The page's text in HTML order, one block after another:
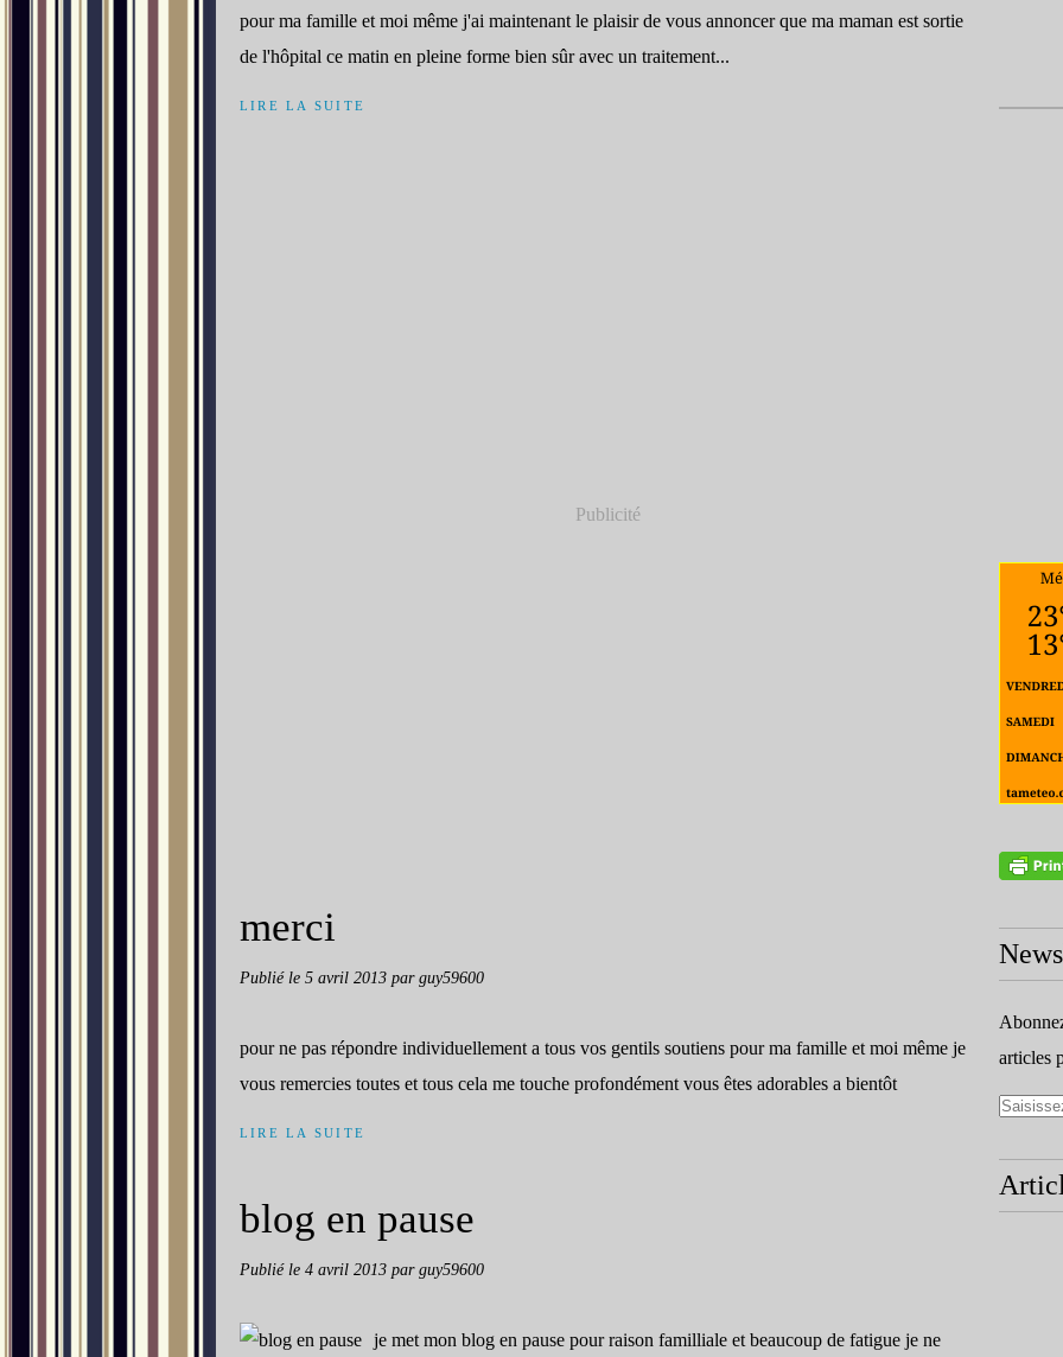
pour ma famille et moi même j'ai maintenant le plaisir de vous annoncer que ma maman est sortie
de l'hôpital ce matin en pleine forme bien sûr avec un traitement...
LIRE LA SUITE
Publicité
merci
Publié le 5 avril 2013 par guy59600
pour ne pas répondre individuellement a tous vos gentils soutiens pour ma famille et moi même je
vous remercies toutes et tous cela me touche profondément vous êtes adorables a bientôt
LIRE LA SUITE
blog en pause
Publié le 4 avril 2013 par guy59600
je met mon blog en pause pour raison familliale et beaucoup de fatigue je ne
articles